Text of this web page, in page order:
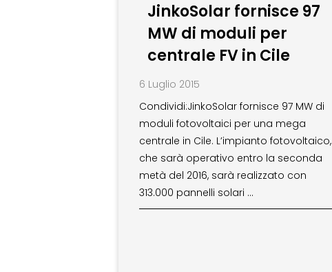
JinkoSolar fornisce 97
MW di moduli per
centrale FV in Cile
6 Luglio 2015
Condividi:JinkoSolar fornisce 97 MW di
moduli fotovoltaici per una mega
centrale in Cile. L’impianto fotovoltaico,
che sarà operativo entro la seconda
metà del 2016, sarà realizzato con
313.000 pannelli solari …